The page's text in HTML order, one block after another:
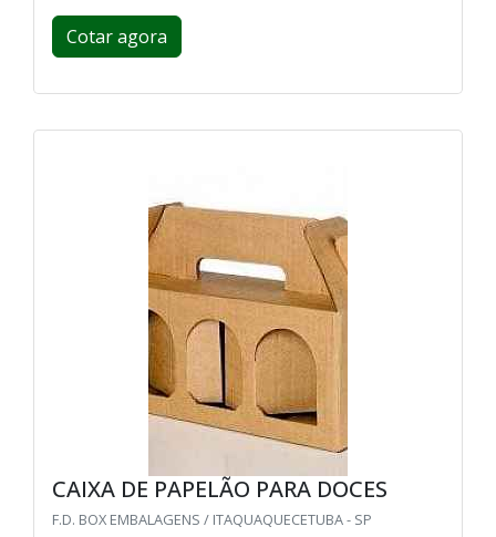
Cotar agora
CAIXA DE PAPELÃO PARA DOCES
F.D. BOX EMBALAGENS / ITAQUAQUECETUBA - SP